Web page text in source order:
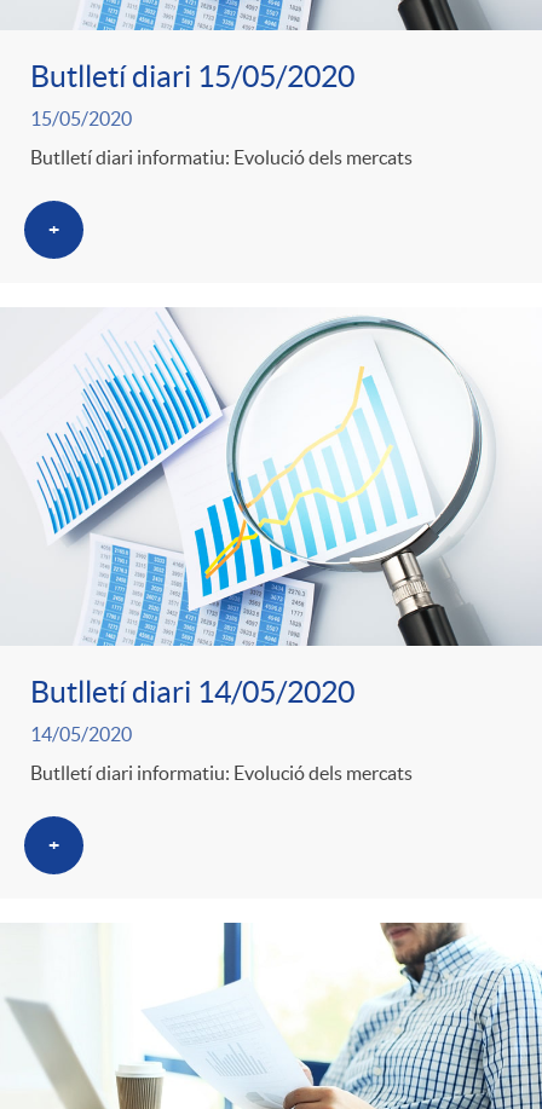
Butlletí diari 15/05/2020
15/05/2020
Butlletí diari informatiu: Evolució dels mercats
+
Butlletí diari 14/05/2020
14/05/2020
Butlletí diari informatiu: Evolució dels mercats
+